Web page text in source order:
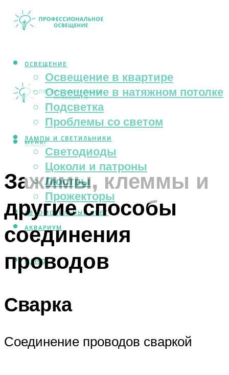
ОСВЕЩЕНИЕ
Освещение в квартире
Освещение в натяжном потолке
Подсветка
Проблемы со светом
ЛАМПЫ И СВЕТИЛЬНИКИ
Светодиоды
Цоколи и патроны
Люстры
Прожекторы
АВТОМОБИЛЬНЫЙ СВЕТ
АКВАРИУМ
МЕНЮ
МЕНЮ
Зажимы, клеммы и
другие способы
соединения
проводов
Сварка
Соединение проводов сваркой